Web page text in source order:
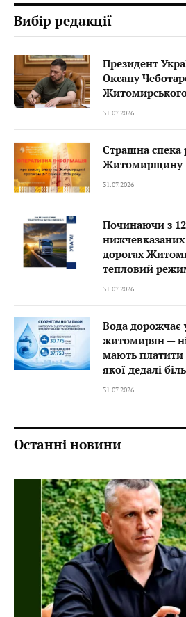
Вибір редакції
Президент
Оксану
31.07.2026
Страшна спека
Житомирщину
31.07.2026
Починаючи з
дорогах
тепловий
31.07.2026
Вода дорожчає
житомирян —
мають платити
якої дедалі
31.07.2026
Останні новини